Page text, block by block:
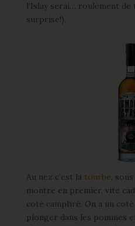
l’Islay serai… roulement de
surprise!).
Au nez c’est la tourbe,
montre en premier, vite
coté camphré. On a un
plonger dans les pommes